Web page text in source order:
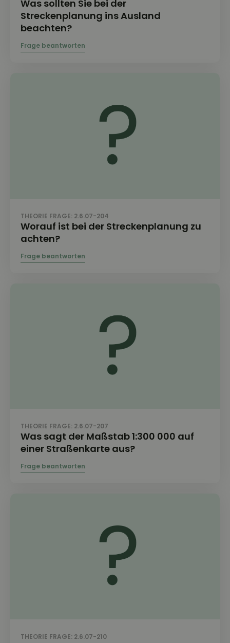
Was sollten Sie bei der
Streckenplanung ins Ausland
beachten?
THEORIE FRAGE: 2.6.07-204
Worauf ist bei der Streckenplanung zu
achten?
THEORIE FRAGE: 2.6.07-207
Was sagt der Maßstab 1:300 000 auf
einer Straßenkarte aus?
THEORIE FRAGE: 2.6.07-210